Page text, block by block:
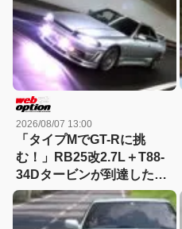
2026/08/07 13:00
「タイプMでGT-Rに挑
む！」RB25改2.7L＋T88-
34Dタービンが到達した
300km/hの領域